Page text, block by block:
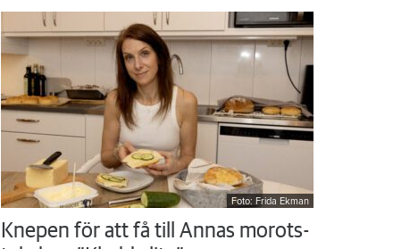
Foto: Frida Ekman
Knepen för att få till Annas morots-